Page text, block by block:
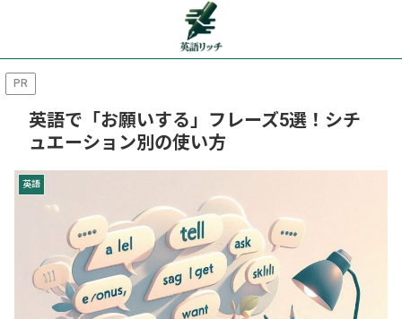
PR
英語で「お願いする」フレーズ5選！シチ
ュエーション別の使い方
英語